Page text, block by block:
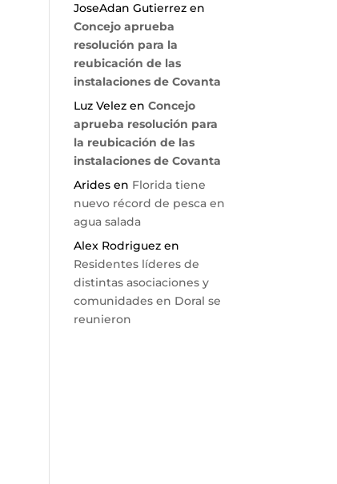
JoseAdan Gutierrez en
Concejo aprueba
resolución para la
reubicación de las
instalaciones de Covanta
Luz Velez enConcejo
aprueba resolución para
la reubicación de las
instalaciones de Covanta
Arides en Florida tiene
nuevo récord de pesca en
agua salada
Alex Rodriguez en
Residentes líderes de
distintas asociaciones y
comunidades en Doral se
reunieron